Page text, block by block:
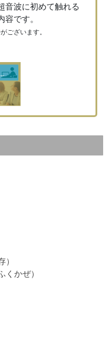
音波に初めて触れる
です。
ございます。
かぜ）